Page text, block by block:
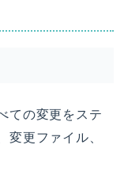
ての変更をステ
更ファイル、